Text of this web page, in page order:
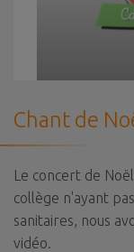
Chant de
Le concert de
collège n'ayant
sanitaires, nous
vidéo.